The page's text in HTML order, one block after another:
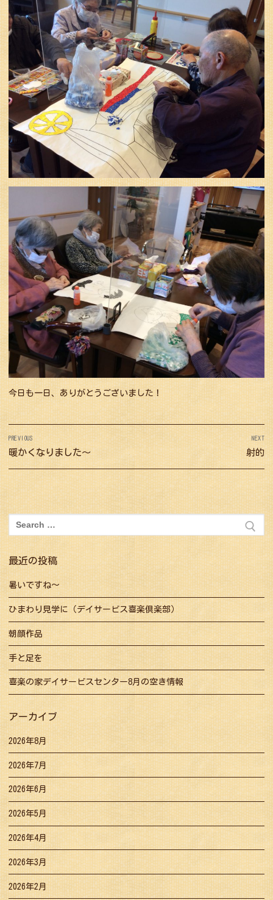
今日も一日、ありがとうございました！
投
稿
ナ
ビ
ゲ
ー
シ
ョ
ン
PREVIOUS
Previous
post:
暖かくなりました～
NEXT
Next
post:
射的
検
索:
最近の投稿
暑いですね～
ひまわり見学に（デイサービス喜楽倶楽部）
朝顔作品
手と足を
喜楽の家デイサービスセンター8月の空き情報
アーカイブ
2026年8月
2026年7月
2026年6月
2026年5月
2026年4月
2026年3月
2026年2月